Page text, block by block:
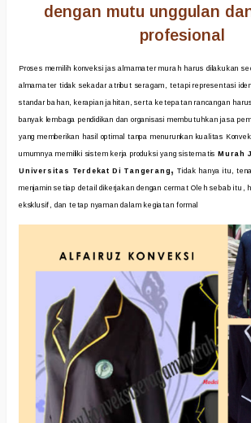
dengan mutu unggulan
profesional
Proses memilih konveksi jas almamater murah harus dilakukan
almamater tidak sekadar atribut seragam, tetapi representasi
standar bahan, kerapian jahitan, serta ketepatan rancangan
banyak lembaga pendidikan dan organisasi membutuhkan jasa
yang memberikan hasil optimal tanpa menurunkan kualitas
umumnya memiliki sistem kerja produksi yang sistematisMurah
Universitas Terdekat Di Tangerang ,Tidak hanya itu,
menjamin setiap detail dikerjakan dengan cermat Oleh sebab itu,
eksklusif, dan tetap nyaman dalam kegiatan formal